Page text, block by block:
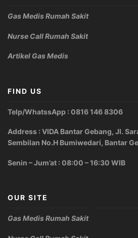
Gas Medis Rumah Sakit
Nurse Call Rumah Sakit
Artikel Gas Medis
FIND US
Telp/WhatssApp : 0816 146 8306
Address : VIDA Bantar Gebang, Jl.
Sembilan No.H Bumiwedari, Bantar
Senin – Jum’at : 08:00 – 16:30 WIB
OUR SITE
Gas Medis Rumah Sakit